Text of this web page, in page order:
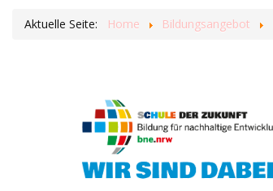
Aktuelle Seite: Home Bildungsangebot